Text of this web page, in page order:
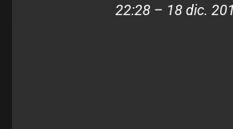
22:28 – 18 dic.